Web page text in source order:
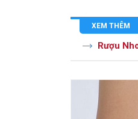
XEM THÊM
Rượu